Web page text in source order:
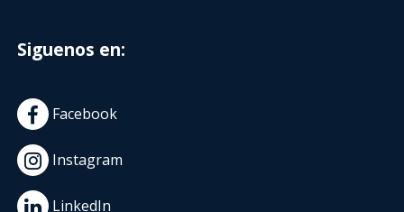
Siguenos en:
Facebook
Instagram
LinkedIn